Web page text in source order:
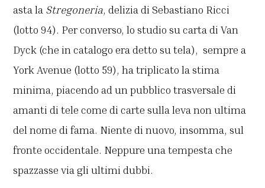
asta la Stregoneria, delizia di Sebastiano Ricci
(lotto 94). Per converso, lo studio su carta di Van
Dyck (che in catalogo era detto su tela), sempre a
York Avenue (lotto 59), ha triplicato la stima
minima, piacendo ad un pubblico trasversale di
amanti di tele come di carte sulla leva non ultima
del nome di fama. Niente di nuovo, insomma, sul
fronte occidentale. Neppure una tempesta che
spazzasse via gli ultimi dubbi.